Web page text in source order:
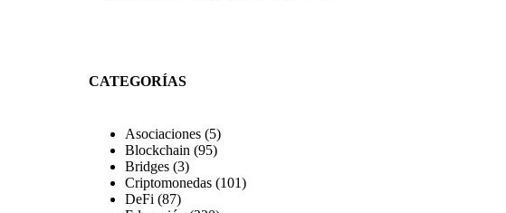
CATEGORÍAS
Asociaciones (5)
Blockchain (95)
Bridges (3)
Criptomonedas (101)
DeFi (87)